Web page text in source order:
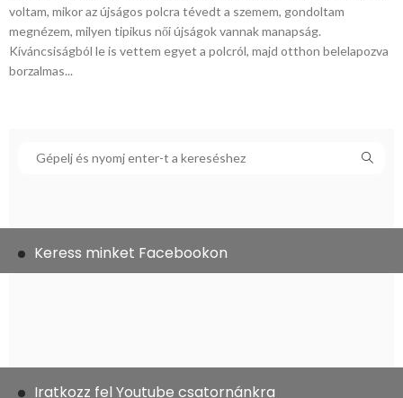
voltam, mikor az újságos polcra tévedt a szemem, gondoltam
megnézem, milyen tipikus női újságok vannak manapság.
Kíváncsiságból le is vettem egyet a polcról, majd otthon belelapozva
borzalmas...
Keress minket Facebookon
Iratkozz fel Youtube csatornánkra